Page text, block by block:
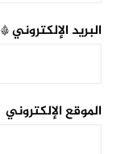
البريد الإلكتروني*
الموقع الإلكتروني